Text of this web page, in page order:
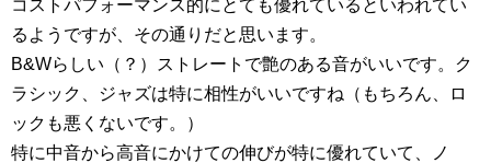
コストパフォーマンス的にとても優れているといわれてい
るようですが、その通りだと思います。
B&Wらしい（？）ストレートで艶のある音がいいです。ク
ラシック、ジャズは特に相性がいいですね（もちろん、ロ
ックも悪くないです。）
特に中音から高音にかけての伸びが特に優れていて、ノ